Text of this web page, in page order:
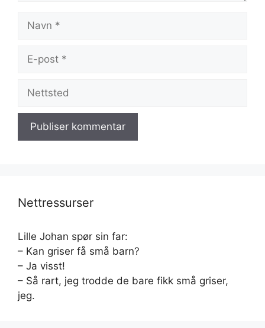
post
Nettressurser
Lille Johan spør sin far:
– Kan griser få små barn?
– Ja visst!
– Så rart, jeg trodde de bare fikk små griser,
jeg.